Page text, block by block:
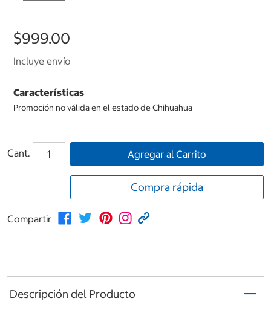
$999.00
Incluye envío
Características
Promoción no válida en el estado de Chihuahua
Cant. Agregar al Carrito
Compra rápida
Compartir
Descripción del Producto